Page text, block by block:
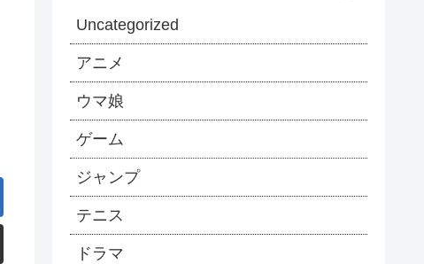
Uncategorized
アニメ
ウマ娘
ゲーム
ジャンプ
テニス
ドラマ